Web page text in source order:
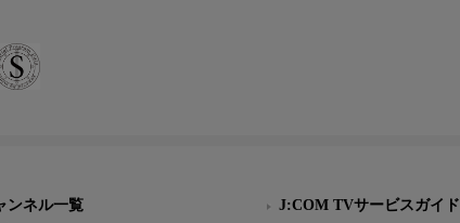
ンネル一覧
J:COM TVサービスガイド